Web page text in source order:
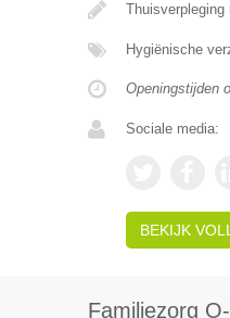
Thuisverpleging
Hygiënische
Openingstijden
Sociale media:
BEKIJK
Familiezorg